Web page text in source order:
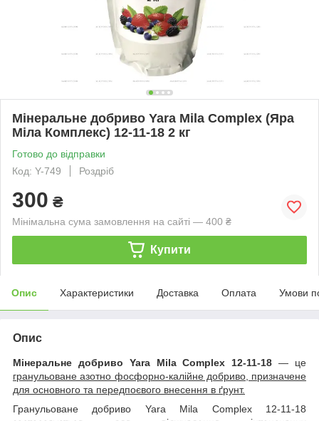
Мінеральне добриво Yara Mila Complex (Яра
Міла Комплекс) 12-11-18 2 кг
Готово до відправки
Код: Y-749
Роздріб
300 ₴
Мінімальна сума замовлення на сайті — 400 ₴
Купити
Опис Характеристики Доставка Оплата Умови
Опис
Мінеральне добриво Yara Mila Complex 12-11-18 — це
гранульоване азотно фосфорно-калійне добриво, призначене
для основного та передпоєвого внесення в ґрунт.
Гранульоване добриво Yara Mila Complex 12-11-18